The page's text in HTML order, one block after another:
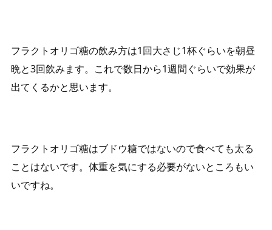
フラクトオリゴ糖の飲み方は1回大さじ1杯ぐらいを朝昼
晩と3回飲みます。これで数日から1週間ぐらいで効果が
出てくるかと思います。
フラクトオリゴ糖はブドウ糖ではないので食べても太る
ことはないです。体重を気にする必要がないところもい
いですね。